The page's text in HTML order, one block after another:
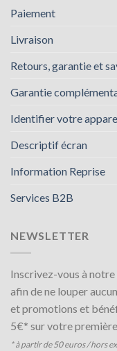
Paiement
Livraison
Retours, garantie et
Garantie
Identifier votre
Descriptif écran
Information Reprise
Services B2B
NEWSLETTER
Inscrivez-vous à
afin de ne louper
et promotions et
5€* sur votre
* à partir de 50 euros / hors